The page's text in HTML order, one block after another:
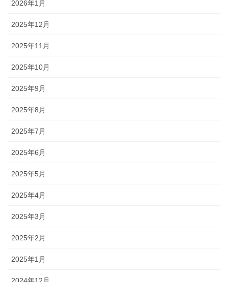
2026年1月
2025年12月
2025年11月
2025年10月
2025年9月
2025年8月
2025年7月
2025年6月
2025年5月
2025年4月
2025年3月
2025年2月
2025年1月
2024年12月